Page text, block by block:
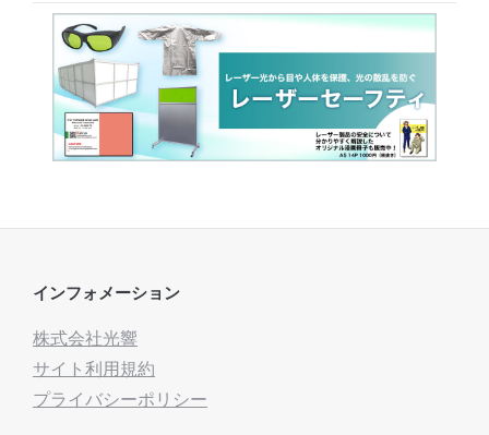
インフォメーション
株式会社光響
サイト利用規約
プライバシーポリシー